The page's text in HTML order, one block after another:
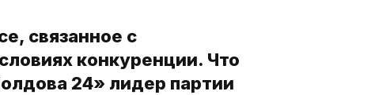
связанное с
конкуренции. Что
24» лидер партии